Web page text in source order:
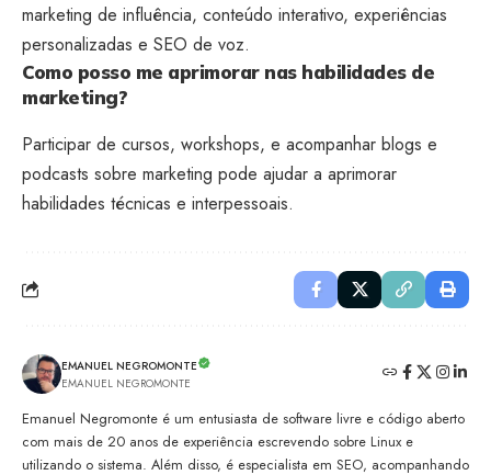
marketing de influência, conteúdo interativo, experiências
personalizadas e SEO de voz.
Como posso me aprimorar nas habilidades de
marketing?
Participar de cursos, workshops, e acompanhar blogs e
podcasts sobre marketing pode ajudar a aprimorar
habilidades técnicas e interpessoais.
EMANUEL NEGROMONTE
EMANUEL NEGROMONTE
Emanuel Negromonte é um entusiasta de software livre e código aberto
com mais de 20 anos de experiência escrevendo sobre Linux e
utilizando o sistema. Além disso, é especialista em SEO, acompanhando